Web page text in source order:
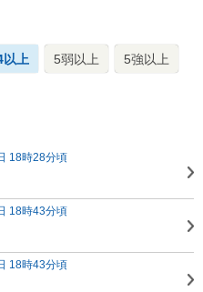
以上 5弱以上 5強以上
18時28分頃
18時43分頃
18時43分頃